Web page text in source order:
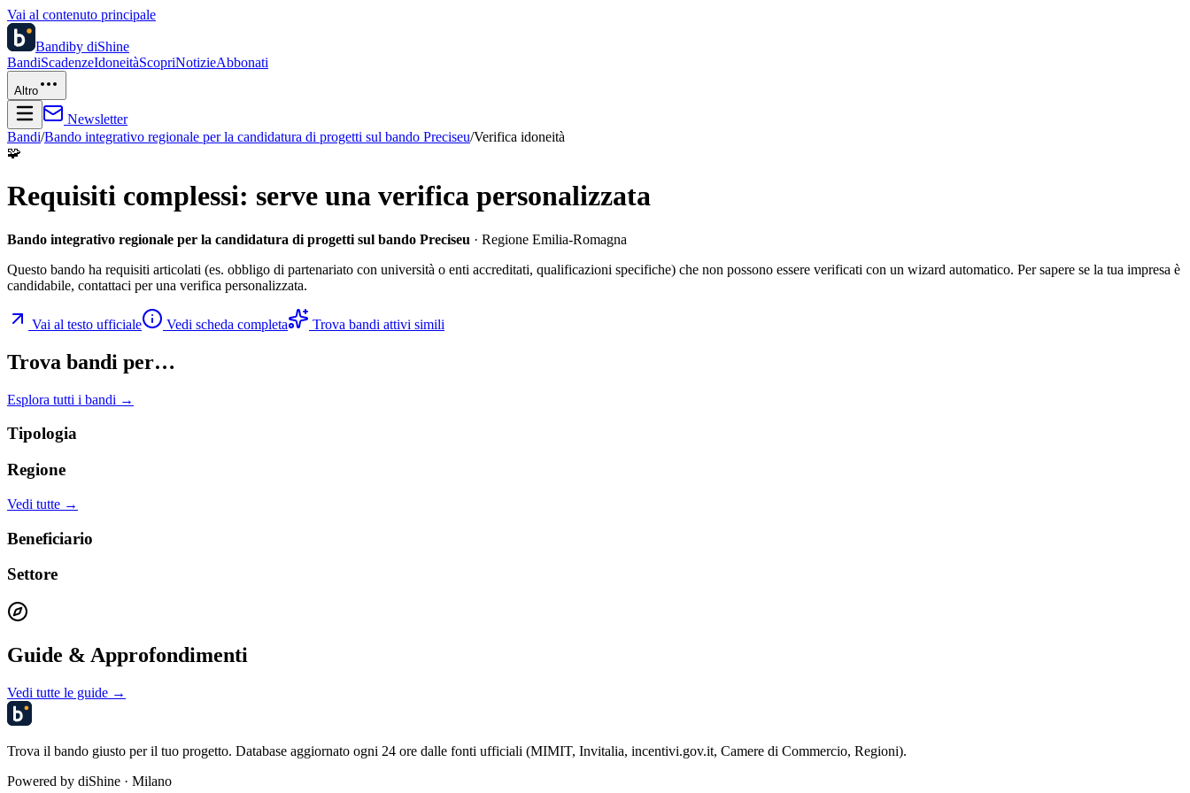
Vai al contenuto principale
Bandiby diShine
BandiScadenzeIdoneitàScopriNotizieAbbonati
Altro
Newsletter
Bandi/Bando integrativo regionale per la candidatura di progetti sul bando Preciseu/Verifica idoneità
🧩
Requisiti complessi: serve una verifica personalizzata
Bando integrativo regionale per la candidatura di progetti sul bando Preciseu · Regione Emilia-Romagna
Questo bando ha requisiti articolati (es. obbligo di partenariato con università o enti accreditati, qualificazioni specifiche) che non possono essere verificati con un wizard automatico. Per sapere se la tua impresa è
candidabile, contattaci per una verifica personalizzata.
Vai al testo ufficiale Vedi scheda completa Trova bandi attivi simili
Trova bandi per…
Esplora tutti i bandi →
Tipologia
Regione
Vedi tutte →
Beneficiario
Settore
Guide & Approfondimenti
Vedi tutte le guide →
Trova il bando giusto per il tuo progetto. Database aggiornato ogni 24 ore dalle fonti ufficiali (MIMIT, Invitalia, incentivi.gov.it, Camere di Commercio, Regioni).
Powered by diShine · Milano